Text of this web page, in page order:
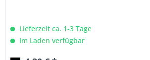
Lieferzeit ca. 1-3 Tage
Im Laden verfügbar